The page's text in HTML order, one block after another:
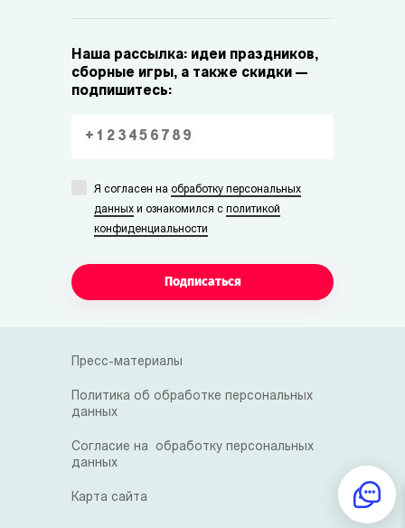
Наша рассылка: идеи праздников,
сборные игры, а также скидки —
подпишитесь:
Я согласен на обработку персональных
данных и ознакомился с политикой
конфиденциальности
Подписаться
Пресс-материалы
Политика об обработке персональных
данных
Согласие на обработку персональных
данных
Карта сайта